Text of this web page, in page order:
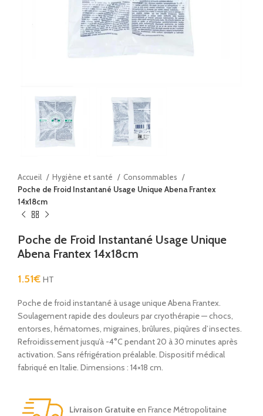
Accueil Hygiène et santé
Consommables
Poche de Froid Instantané Usage Unique Abena Frantex
14x18cm
Poche de Froid Instantané Usage Unique
Abena Frantex 14x18cm
1.51€ HT
Poche de froid instantané à usage unique Abena Frantex.
Soulagement rapide des douleurs par cryothérapie — chocs,
entorses, hématomes, migraines, brûlures, piqûres d’insectes.
Refroidissement jusqu’à -4°C pendant 20 à 30 minutes après
activation. Sans réfrigération préalable. Dispositif médical
fabriqué en Italie. Dimensions : 14×18 cm.
Livraison Gratuite en France Métropolitaine